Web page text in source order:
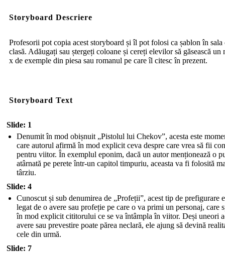
Storyboard Descriere
Profesorii pot copia acest storyboard și îl pot folosi ca șablon în sala
clasă. Adăugați sau ștergeți coloane și cereți elevilor să găsească un
x de exemple din piesa sau romanul pe care îl citesc în prezent.
Storyboard Text
Slide: 1
Denumit în mod obișnuit „Pistolul lui Chekov”, acesta este
care autorul afirmă în mod explicit ceva despre care vrea să fii
pentru viitor. În exemplul eponim, dacă un autor menționează o
atârnată pe perete într-un capitol timpuriu, aceasta va fi folosită
târziu.
Slide: 4
Cunoscut și sub denumirea de „Profeții”, acest tip de prefigurare
legat de o avere sau profeție pe care o va primi un personaj, care
în mod explicit cititorului ce se va întâmpla în viitor. Deși uneori
avere sau prevestire poate părea neclară, ele ajung să devină
cele din urmă.
Slide: 7